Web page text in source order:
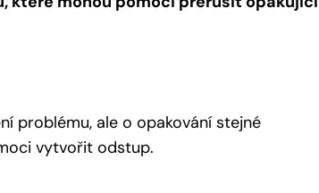
problému, ale o opakování stejné
vytvořit odstup.